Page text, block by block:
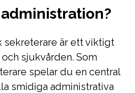
är ett viktigt
sjukvården. Som
spelar du en central
smidiga administrativa